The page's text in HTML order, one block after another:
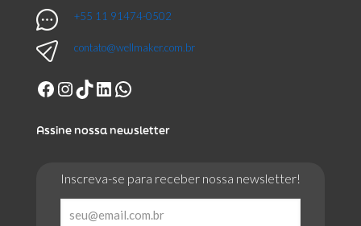
+55 11 91474-0502
contato@wellmaker.com.br
Facebook
Instagram
TikTok
LinkedIn
WhatsApp
Assine nossa newsletter
Inscreva-se para receber nossa newsletter!